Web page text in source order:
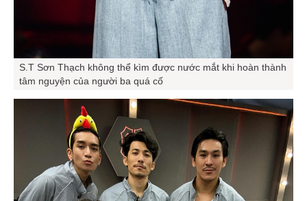
S.T Sơn Thạch không thể kìm được nước mắt khi hoàn thành
tâm nguyện của người ba quá cố